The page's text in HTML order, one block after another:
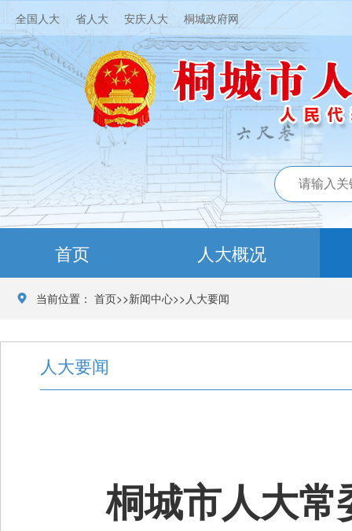
全国人大 省人大 安庆人大 桐城政府网
首页 人大概况
 当前位置： 首页>>新闻中心>>人大要闻
人大要闻
桐城市人大常